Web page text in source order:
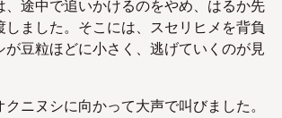
、途中で追いかけるのをやめ、はるか先
しました。そこには、スセリヒメを背負
が豆粒ほどに小さく、逃げていくのが見
ニヌシに向かって大声で叫びました。